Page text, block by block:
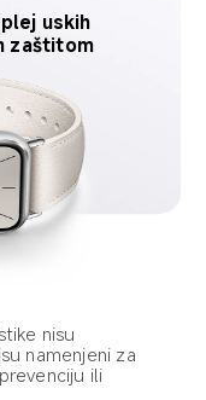
uskih
zaštitom
nisu
namenjeni za
ili